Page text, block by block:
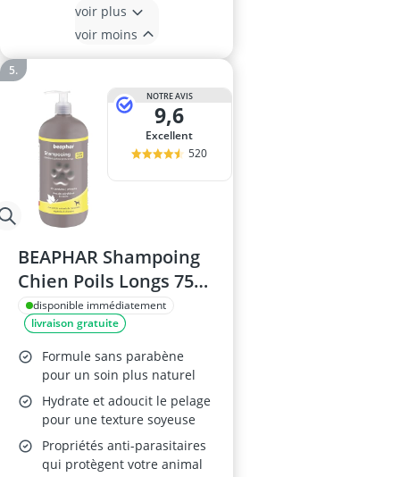
voir plus
voir moins
NOTRE AVIS
9,6
Excellent
520
BEAPHAR Shampoing
Chien Poils Longs 750
MLdisponible immédiatement
livraison gratuite
Formule sans parabène
pour un soin plus naturel
Hydrate et adoucit le pelage
pour une texture soyeuse
Propriétés anti-parasitaires
qui protègent votre animal